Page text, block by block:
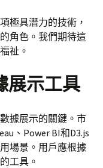
極具潛力的技術，
角色。我們期待這
祉。
展示工具
據展示的關鍵。市
、Power BI和D3.js
場景。用戶應根據
工具。